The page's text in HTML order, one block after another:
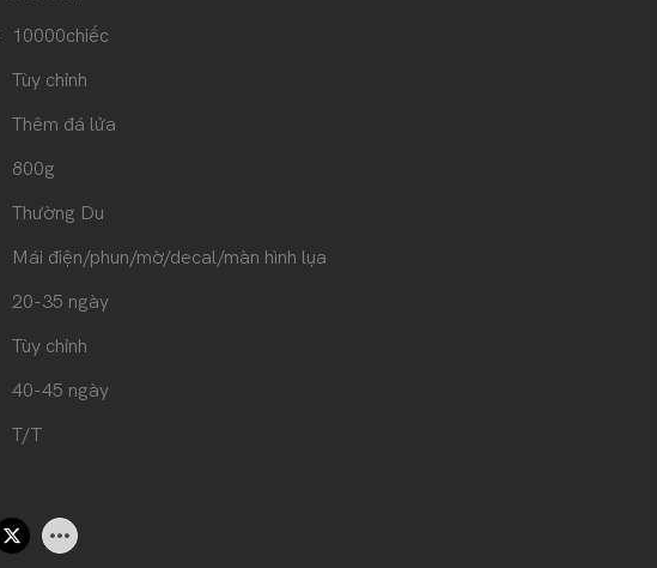
10000chiếc
Tùy chỉnh
Thêm đá lửa
800g
Thường Du
Mái điện/phun/mờ/decal/màn hình lụa
20-35 ngày
Tùy chỉnh
40-45 ngày
T/T